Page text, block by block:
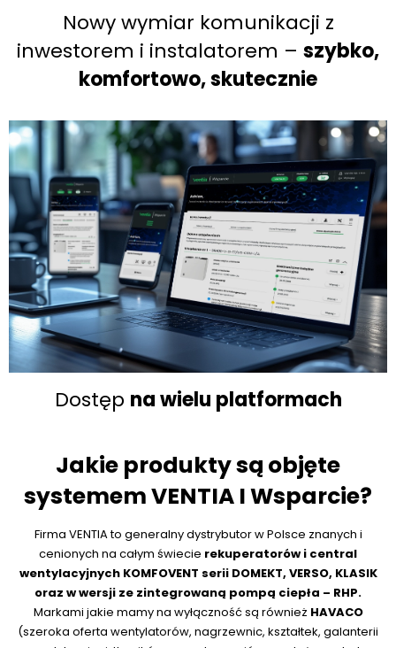
Nowy wymiar komunikacji z
inwestorem i instalatorem – szybko,
komfortowo, skutecznie
Dostęp na wielu platformach
Jakie produkty są objęte
systemem VENTIA I Wsparcie?
Firma VENTIA to generalny dystrybutor w Polsce znanych i
cenionych na całym świecie rekuperatorów i central
wentylacyjnych KOMFOVENT serii DOMEKT, VERSO, KLASIK
oraz w wersji ze zintegrowaną pompą ciepła – RHP.
Markami jakie mamy na wyłączność są również HAVACO
(szeroka oferta wentylatorów, nagrzewnic, kształtek, galanterii